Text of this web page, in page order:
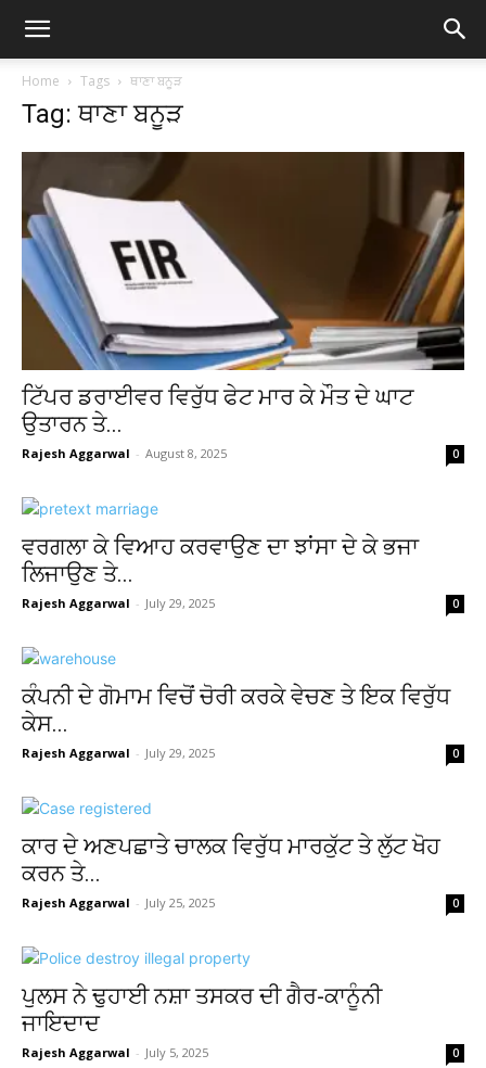
Home Tags ਥਾਣਾ ਬਨੂੜ
Tag: ਥਾਣਾ ਬਨੂੜ
ਟਿੱਪਰ ਡਰਾਈਵਰ ਵਿਰੁੱਧ ਫੇਟ ਮਾਰ ਕੇ ਮੌਤ ਦੇ ਘਾਟ
ਉਤਾਰਨ ਤੇ...
Rajesh Aggarwal - August 8, 2025 0
ਵਰਗਲਾ ਕੇ ਵਿਆਹ ਕਰਵਾਉਣ ਦਾ ਝਾਂਸਾ ਦੇ ਕੇ ਭਜਾ
ਲਿਜਾਉਣ ਤੇ...
Rajesh Aggarwal - July 29, 2025 0
ਕੰਪਨੀ ਦੇ ਗੋਮਾਮ ਵਿਚੋਂ ਚੋਰੀ ਕਰਕੇ ਵੇਚਣ ਤੇ ਇਕ ਵਿਰੁੱਧ
ਕੇਸ...
Rajesh Aggarwal - July 29, 2025 0
ਕਾਰ ਦੇ ਅਣਪਛਾਤੇ ਚਾਲਕ ਵਿਰੁੱਧ ਮਾਰਕੁੱਟ ਤੇ ਲੁੱਟ ਖੋਹ
ਕਰਨ ਤੇ...
Rajesh Aggarwal - July 25, 2025 0
ਪੁਲਸ ਨੇ ਢੁਹਾਈ ਨਸ਼ਾ ਤਸਕਰ ਦੀ ਗੈਰ-ਕਾਨੂੰਨੀ
ਜਾਇਦਾਦ
Rajesh Aggarwal - July 5, 2025 0